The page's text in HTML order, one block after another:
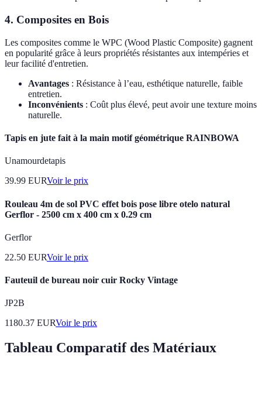
4. Composites en Bois
Les composites comme le WPC (Wood Plastic Composite) gagnent
en popularité grâce à leurs propriétés résistantes aux intempéries et
leur facilité d'entretien.
Avantages : Résistance à l’eau, esthétique naturelle, faible
entretien.
Inconvénients : Coût plus élevé, peut avoir une texture moins
naturelle.
Tapis en jute fait à la main motif géométrique RAINBOWA
Unamourdetapis
39.99 EURVoir le prix
Rouleau 4m de sol PVC effet bois pose libre otelo natural
Gerflor - 2500 cm x 400 cm x 0.29 cm
Gerflor
22.50 EURVoir le prix
Fauteuil de bureau noir cuir Rocky Vintage
JP2B
1180.37 EURVoir le prix
Tableau Comparatif des Matériaux